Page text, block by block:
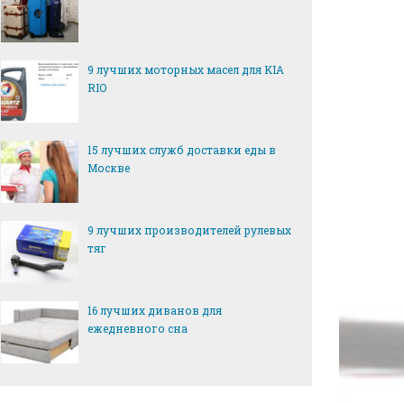
и выбор летних шин 205/60
размера 205/60 R16 Размер 205/60 R16 является
типоразмеров для легковых автомобилей...
9 лучших моторных масел для KIA
RIO
15 лучших служб доставки еды в
Москве
9 лучших производителей рулевых
тяг
16 лучших диванов для
ежедневного сна